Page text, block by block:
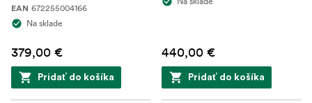
EAN 672255004166
Na sklade
379,00 €
Pridať do košíka
440,00 €
Pridať do košíka